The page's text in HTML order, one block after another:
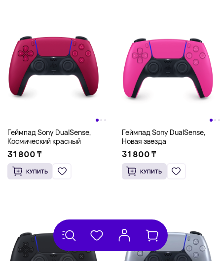
Геймпад Sony DualSense,
Космический красный
31 800 ₸
КУПИТЬ
Геймпад Sony DualSense,
Новая звезда
31 800 ₸
КУПИТЬ